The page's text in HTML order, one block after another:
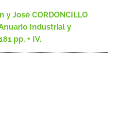
y José CORDONCILLO
Industrial y
pp. + IV.